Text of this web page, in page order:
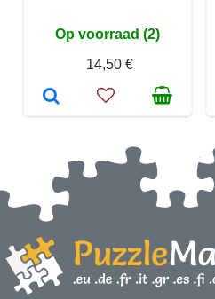
Op voorraad (2)
14,50 €